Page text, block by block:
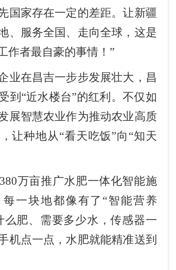
国家存在一定的差距。让新疆
、服务全国、走向全球，这是
作者最自豪的事情！”
在昌吉一步步发展壮大，昌
到“近水楼台”的红利。不仅如
展智慧农业作为推动农业高质
让种地从“看天吃饭”向“知天
万亩推广水肥一体化智能施
一块地都像有了“智能营养
么肥、需要多少水，传感器一
机点一点，水肥就能精准送到